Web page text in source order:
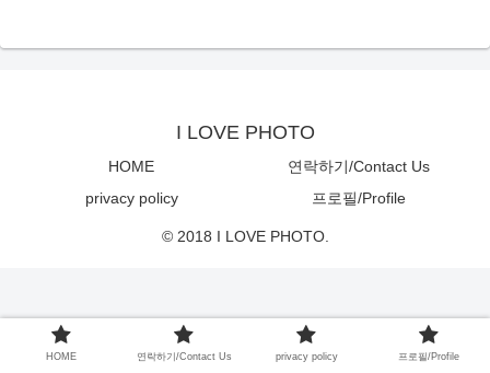
I LOVE PHOTO
HOME
연락하기/Contact Us
privacy policy
프로필/Profile
© 2018 I LOVE PHOTO.
HOME 연락하기/Contact Us privacy policy 프로필/Profile